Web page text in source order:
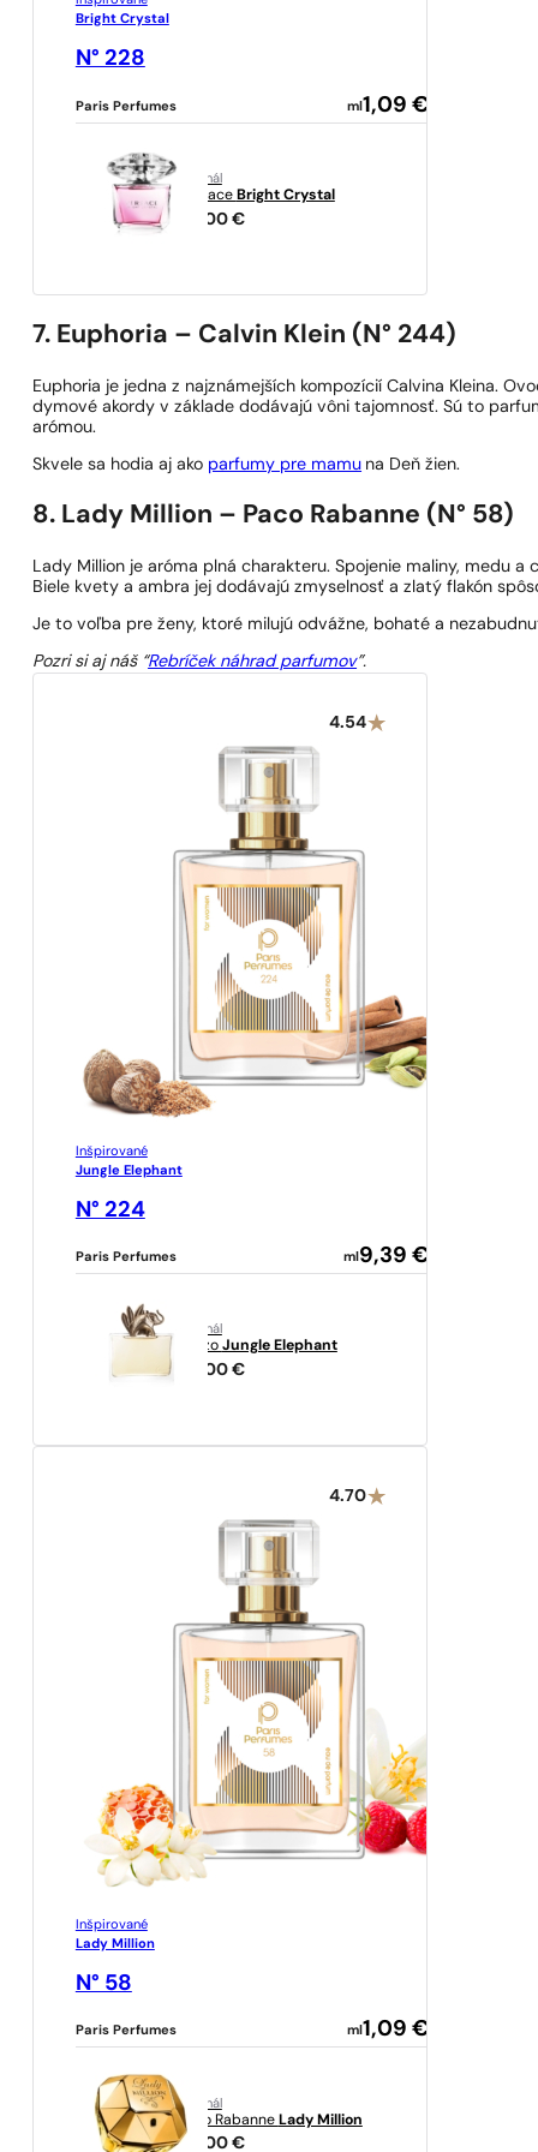
Bright Crystal
N° 228
Paris Perfumes ml 1,09 €
originál
Versace Bright Crystal
70,00 €
7. Euphoria – Calvin Klein (N° 244)
Euphoria je jedna z najznámejších kompozícií Calvina Kleina.
dymové akordy v základe dodávajú vôni tajomnosť. Sú to
arómou.
Skvele sa hodia aj ako parfumy pre mamu na Deň žien.
8. Lady Million – Paco Rabanne (N° 58)
Lady Million je aróma plná charakteru. Spojenie maliny, medu
Biele kvety a ambra jej dodávajú zmyselnosť a zlatý flakón
Je to voľba pre ženy, ktoré milujú odvážne, bohaté a
Pozri si aj náš “Rebríček náhrad parfumov”.
4.54
Inšpirované
Jungle Elephant
N° 224
Paris Perfumes ml 9,39 €
originál
Kenzo Jungle Elephant
89,00 €
4.70
Inšpirované
Lady Million
N° 58
Paris Perfumes ml 1,09 €
originál
Paco Rabanne Lady Million
94,00 €